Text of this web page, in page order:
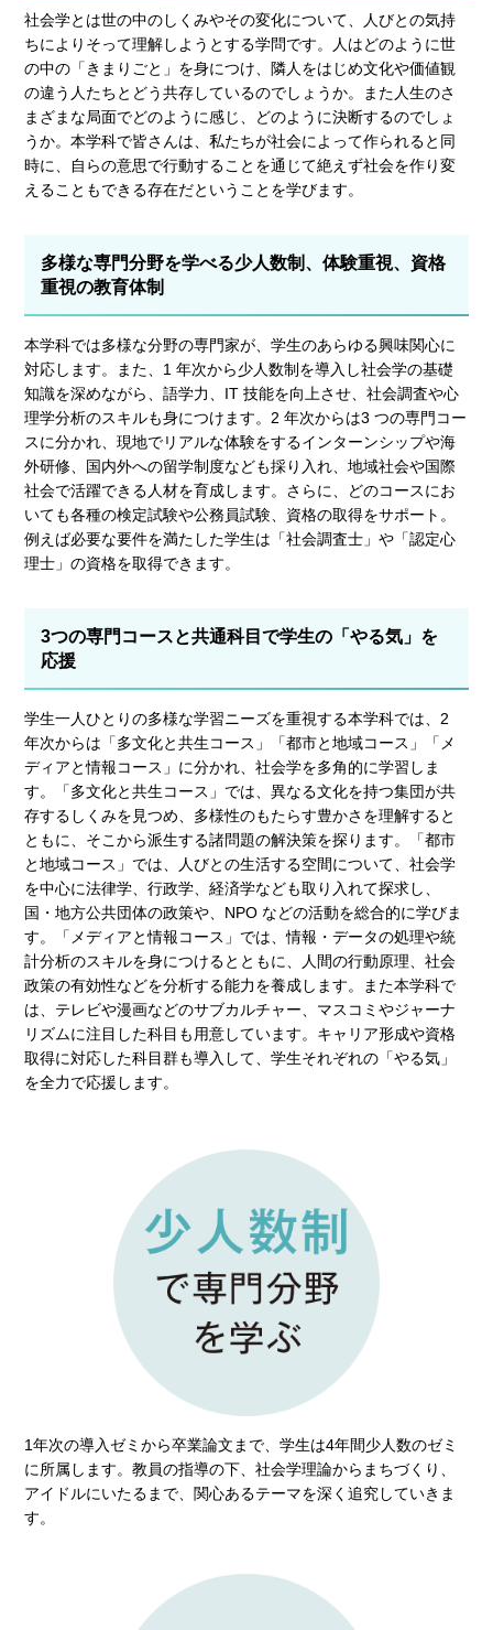
社会学とは世の中のしくみやその変化について、人びとの気持
ちによりそって理解しようとする学問です。人はどのように世
の中の「きまりごと」を身につけ、隣人をはじめ文化や価値観
の違う人たちとどう共存しているのでしょうか。また人生のさ
まざまな局面でどのように感じ、どのように決断するのでしょ
うか。本学科で皆さんは、私たちが社会によって作られると同
時に、自らの意思で行動することを通じて絶えず社会を作り変
えることもできる存在だということを学びます。
多様な専門分野を学べる少人数制、体験重視、資格
重視の教育体制
本学科では多様な分野の専門家が、学生のあらゆる興味関心に
対応します。また、1 年次から少人数制を導入し社会学の基礎
知識を深めながら、語学力、IT 技能を向上させ、社会調査や心
理学分析のスキルも身につけます。2 年次からは3 つの専門コー
スに分かれ、現地でリアルな体験をするインターンシップや海
外研修、国内外への留学制度なども採り入れ、地域社会や国際
社会で活躍できる人材を育成します。さらに、どのコースにお
いても各種の検定試験や公務員試験、資格の取得をサポート。
例えば必要な要件を満たした学生は「社会調査士」や「認定心
理士」の資格を取得できます。
3つの専門コースと共通科目で学生の「やる気」を
応援
学生一人ひとりの多様な学習ニーズを重視する本学科では、2
年次からは「多文化と共生コース」「都市と地域コース」「メ
ディアと情報コース」に分かれ、社会学を多角的に学習しま
す。「多文化と共生コース」では、異なる文化を持つ集団が共
存するしくみを見つめ、多様性のもたらす豊かさを理解すると
ともに、そこから派生する諸問題の解決策を探ります。「都市
と地域コース」では、人びとの生活する空間について、社会学
を中心に法律学、行政学、経済学なども取り入れて探求し、
国・地方公共団体の政策や、NPO などの活動を総合的に学びま
す。「メディアと情報コース」では、情報・データの処理や統
計分析のスキルを身につけるとともに、人間の行動原理、社会
政策の有効性などを分析する能力を養成します。また本学科で
は、テレビや漫画などのサブカルチャー、マスコミやジャーナ
リズムに注目した科目も用意しています。キャリア形成や資格
取得に対応した科目群も導入して、学生それぞれの「やる気」
を全力で応援します。
1年次の導入ゼミから卒業論文まで、学生は4年間少人数のゼミ
に所属します。教員の指導の下、社会学理論からまちづくり、
アイドルにいたるまで、関心あるテーマを深く追究していきま
す。